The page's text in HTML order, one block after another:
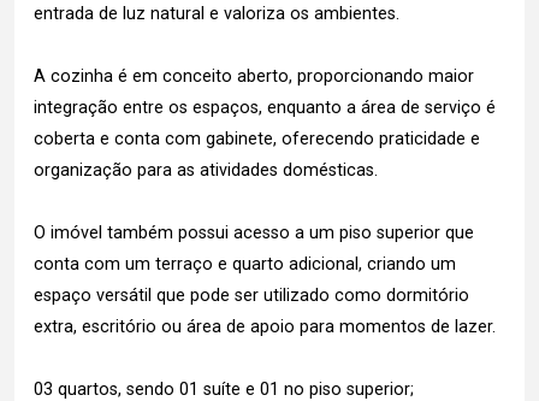
entrada de luz natural e valoriza os ambientes.
A cozinha é em conceito aberto, proporcionando maior
integração entre os espaços, enquanto a área de serviço é
coberta e conta com gabinete, oferecendo praticidade e
organização para as atividades domésticas.
O imóvel também possui acesso a um piso superior que
conta com um terraço e quarto adicional, criando um
espaço versátil que pode ser utilizado como dormitório
extra, escritório ou área de apoio para momentos de lazer.
03 quartos, sendo 01 suíte e 01 no piso superior;